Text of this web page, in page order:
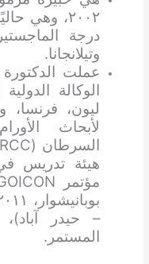
٢٠٠٢، وهي
درجة
وتيلانجانا.
عملت
ليون، فرنسا،
هيئة تدريس
– حيدر
المستمر.